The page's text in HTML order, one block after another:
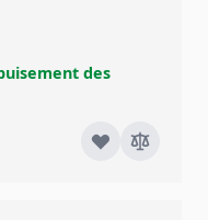
des